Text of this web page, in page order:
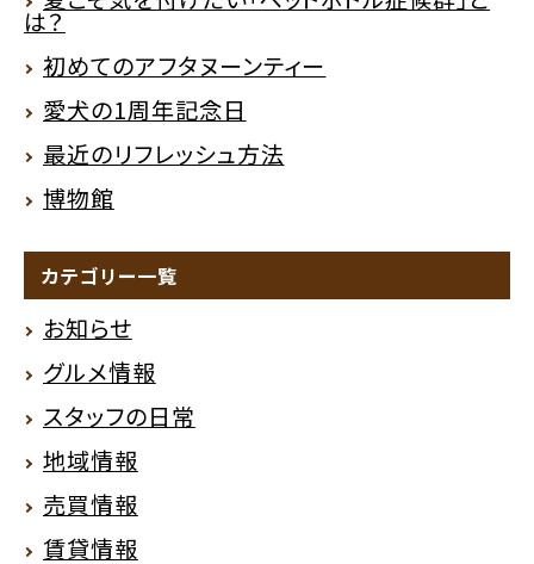
は？
初めてのアフタヌーンティー
愛犬の1周年記念日
最近のリフレッシュ方法
博物館
カテゴリー一覧
お知らせ
グルメ情報
スタッフの日常
地域情報
売買情報
賃貸情報